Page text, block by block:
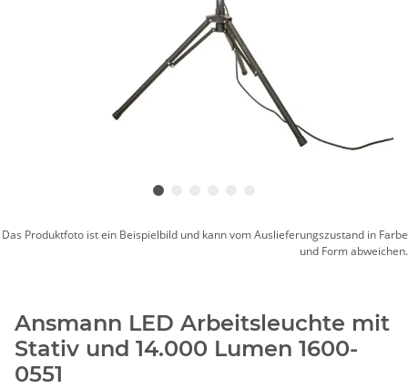
Das Produktfoto ist ein Beispielbild und kann vom Auslieferungszustand in Farbe
und Form abweichen.
Ansmann LED Arbeitsleuchte mit
Stativ und 14.000 Lumen 1600-
0551